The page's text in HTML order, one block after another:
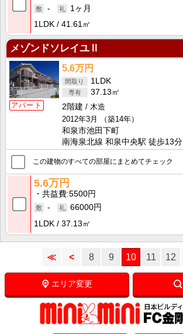
-
1ヶ月
1LDK
41.61㎡
メゾンドソレイユⅡ
アパート
5.6万円
1LDK
37.13㎡
2階建
木造
2012年3月
（築14年）
和泉市池田下町
南海泉北線 和泉中央駅 徒歩13分
この建物のすべての部屋にまとめてチェック
5.6万円
共益費 5500円
-
66000円
1LDK
37.13㎡
≪ < 8 9 10 11 12
エリア変更